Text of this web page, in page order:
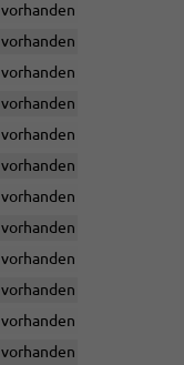
vorhanden
vorhanden
vorhanden
vorhanden
vorhanden
vorhanden
vorhanden
vorhanden
vorhanden
vorhanden
vorhanden
vorhanden